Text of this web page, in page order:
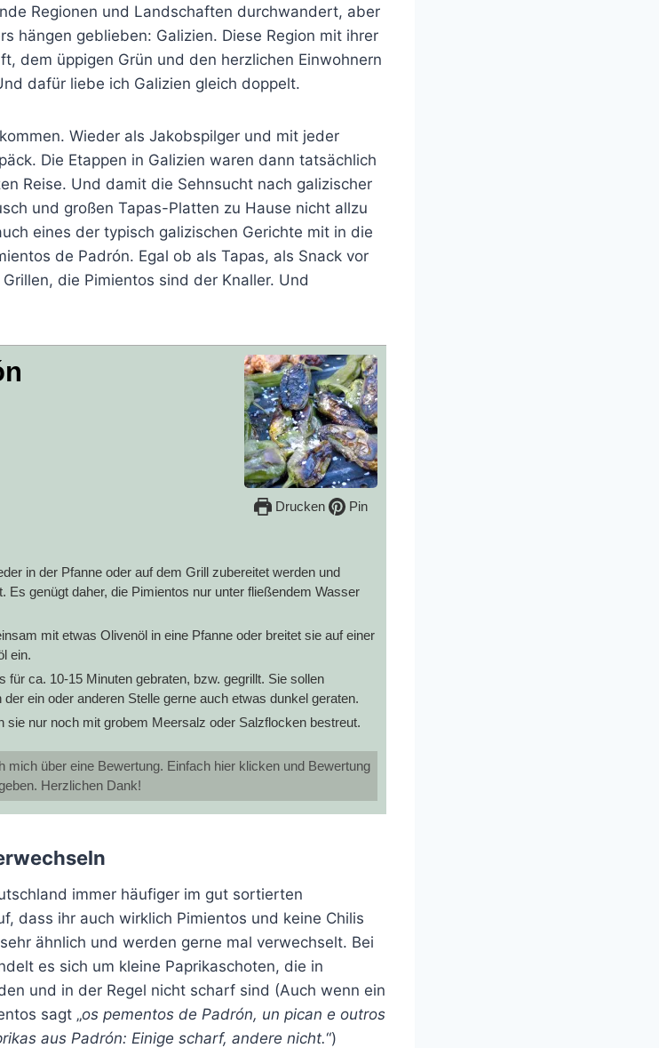
Regionen und Landschaften durchwandert, aber
hängen geblieben: Galizien. Diese Region mit ihrer
dem üppigen Grün und den herzlichen Einwohnern
dafür liebe ich Galizien gleich doppelt.
Wieder als Jakobspilger und mit jeder
Die Etappen in Galizien waren dann tatsächlich
Reise. Und damit die Sehnsucht nach galizischer
und großen Tapas-Platten zu Hause nicht allzu
eines der typisch galizischen Gerichte mit in die
de Padrón. Egal ob als Tapas, als Snack vor
die Pimientos sind der Knaller. Und
Drucken Pin
in der Pfanne oder auf dem Grill zubereitet werden und
Es genügt daher, die Pimientos nur unter fließendem Wasser
mit etwas Olivenöl in eine Pfanne oder breitet sie auf einer
ein.
für ca. 10-15 Minuten gebraten, bzw. gegrillt. Sie sollen
ein oder anderen Stelle gerne auch etwas dunkel geraten.
sie nur noch mit grobem Meersalz oder Salzflocken bestreut.
mich über eine Bewertung. Einfach hier klicken und Bewertung
Herzlichen Dank!
immer häufiger im gut sortierten
dass ihr auch wirklich Pimientos und keine Chilis
ähnlich und werden gerne mal verwechselt. Bei
es sich um kleine Paprikaschoten, die in
und in der Regel nicht scharf sind (Auch wenn ein
sagt „os pementos de Padrón, un pican e outros
aus Padrón: Einige scharf, andere nicht.“)